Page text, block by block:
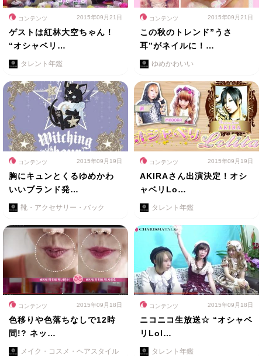
コンテンツ 2015年09月21日
ゲストは紅林大空ちゃん！
“オシャベリ…
タレント年鑑
コンテンツ 2015年09月21日
この秋のトレンド”うさ
耳”がネイルに！…
ゆめかわいい
コンテンツ 2015年09月19日
胸にキュンとくるゆめかわ
いいブランド発…
靴・アクセサリー・バック
コンテンツ 2015年09月19日
AKIRAさん出演決定！オシ
ャベリLo…
タレント年鑑
コンテンツ 2015年09月18日
色移りや色落ちなしで12時
間!? ネッ…
メイク・コスメ・ヘアスタイル
コンテンツ 2015年09月18日
ニコニコ生放送☆ “オシャベ
リLol…
タレント年鑑